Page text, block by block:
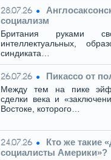
28.07.26
социализм
Британия руками
интеллектуальных,
синдиката…
26.07.26 Пикассо от
Между тем на пике
сделки века и
Востоке, которого…
24.07.26
Кто же такие
социалисты Америки»?